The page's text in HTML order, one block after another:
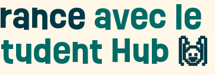
avec le
Hub 🙌